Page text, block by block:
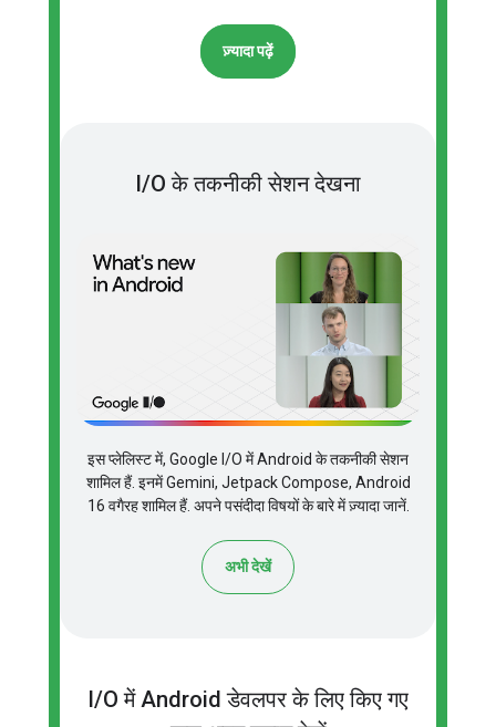
ज़्यादा पढ़ें
I/O के तकनीकी सेशन देखना
इस प्लेलिस्ट में, Google I/O में Android के तकनीकी सेशन
शामिल हैं. इनमें Gemini, Jetpack Compose, Android
16 वगैरह शामिल हैं. अपने पसंदीदा विषयों के बारे में ज़्यादा जानें.
अभी देखें
I/O में Android डेवलपर के लिए किए गए